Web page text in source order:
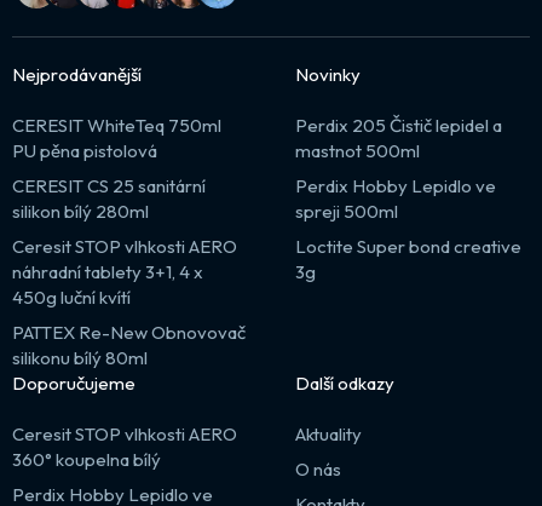
Nejprodávanější
CERESIT WhiteTeq 750ml
PU pěna pistolová
CERESIT CS 25 sanitární
silikon bílý 280ml
Ceresit STOP vlhkosti AERO
náhradní tablety 3+1, 4 x
450g luční kvítí
PATTEX Re-New Obnovovač
silikonu bílý 80ml
Novinky
Perdix 205 Čistič lepidel a
mastnot 500ml
Perdix Hobby Lepidlo ve
spreji 500ml
Loctite Super bond creative
3g
Doporučujeme
Ceresit STOP vlhkosti AERO
360° koupelna bílý
Perdix Hobby Lepidlo ve
Další odkazy
Aktuality
O nás